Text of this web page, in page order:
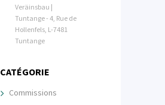
Veräinsbau |
Tuntange - 4, Rue de
Hollenfels, L-7481
Tuntange
CATÉGORIE
Commissions